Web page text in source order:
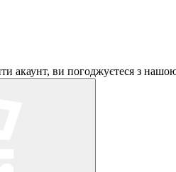
акаунт, ви погоджуєтеся з